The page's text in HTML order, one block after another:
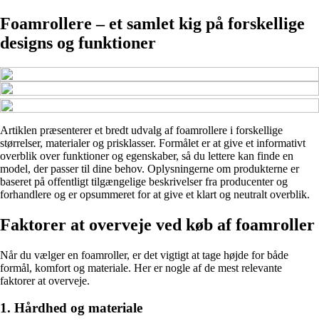
Foamrollere – et samlet kig på forskellige
designs og funktioner
Artiklen præsenterer et bredt udvalg af foamrollere i forskellige
størrelser, materialer og prisklasser. Formålet er at give et informativt
overblik over funktioner og egenskaber, så du lettere kan finde en
model, der passer til dine behov. Oplysningerne om produkterne er
baseret på offentligt tilgængelige beskrivelser fra producenter og
forhandlere og er opsummeret for at give et klart og neutralt overblik.
Faktorer at overveje ved køb af foamroller
Når du vælger en foamroller, er det vigtigt at tage højde for både
formål, komfort og materiale. Her er nogle af de mest relevante
faktorer at overveje.
1. Hårdhed og materiale